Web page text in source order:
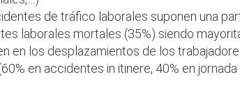
de tráfico laborales suponen una
laborales mortales (35%) siendo
en los desplazamientos de los
en accidentes in itinere, 40% en